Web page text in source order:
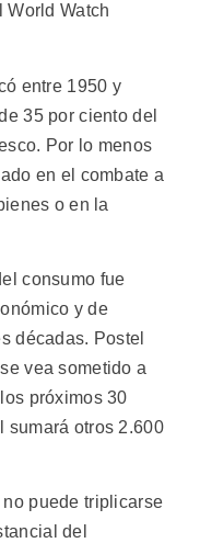
World Watch
entre 1950 y
35 por ciento del
Por lo menos
en el combate a
o en la
consumo fue
y de
décadas. Postel
vea sometido a
próximos 30
sumará otros 2.600
puede triplicarse
del